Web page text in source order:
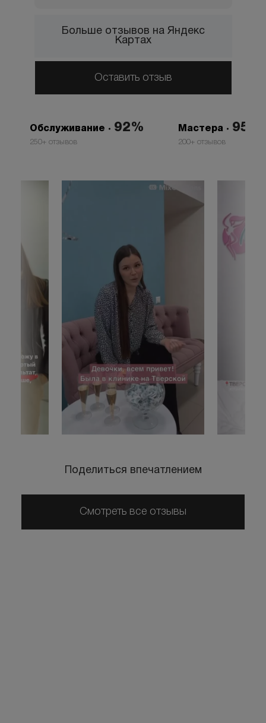
Больше отзывов на Яндекс
Картах
Оставить отзыв
Обслуживание 92%
250+ отзывов
Мастера 95%
200+ отзывов
Поделиться впечатлением
Смотреть все отзывы